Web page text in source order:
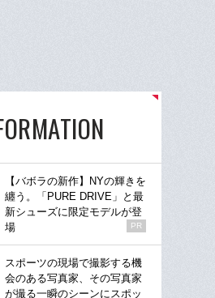
【バボラの新作】NYの輝きを
纏う。「PURE DRIVE」と最
新シューズに限定モデルが登
場
PR
スポーツの現場で撮影する機
会のある写真家、その写真家
が撮る一瞬のシーンにスポッ